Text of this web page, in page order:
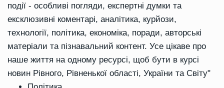
події - особливі погляди, експертні думки та
ексклюзивні коментарі, аналітика, курйози,
технології, політика, економіка, поради, авторські
матеріали та пізнавальний контент. Усе цікаве про
наше життя на одному ресурсі, щоб бути в курсі
новин Рівного, Рівненької області, України та Світу"